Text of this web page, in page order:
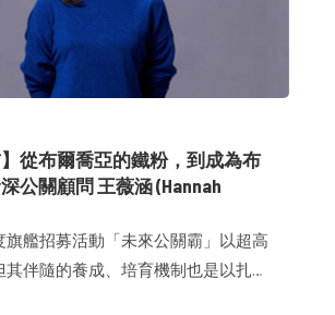
】從布爾喬亞的鐵粉，到成為布
公關顧問 王薇涵 (Hannah
旗艦招募活動「未來公關霸」以超高
伴隨的養成、培育機制也是以扎實